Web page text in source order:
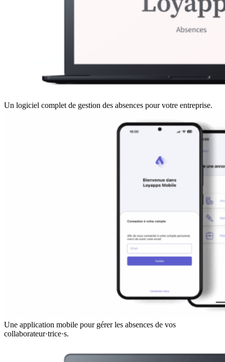
Un logiciel complet de gestion des absences pour votre entreprise.
Une application mobile pour gérer les absences de vos
collaborateur·trice·s.